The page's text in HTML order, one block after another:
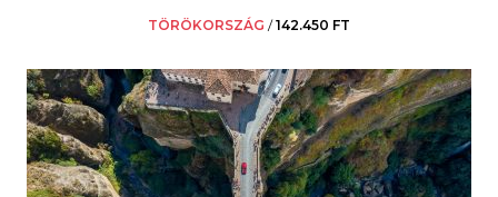
TÖRÖKORSZÁG /142.450 FT